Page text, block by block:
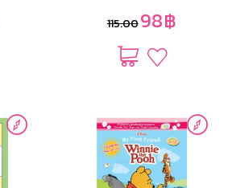
Encyclopedia
with Winnie the
Pooh and Friends
115.0098฿